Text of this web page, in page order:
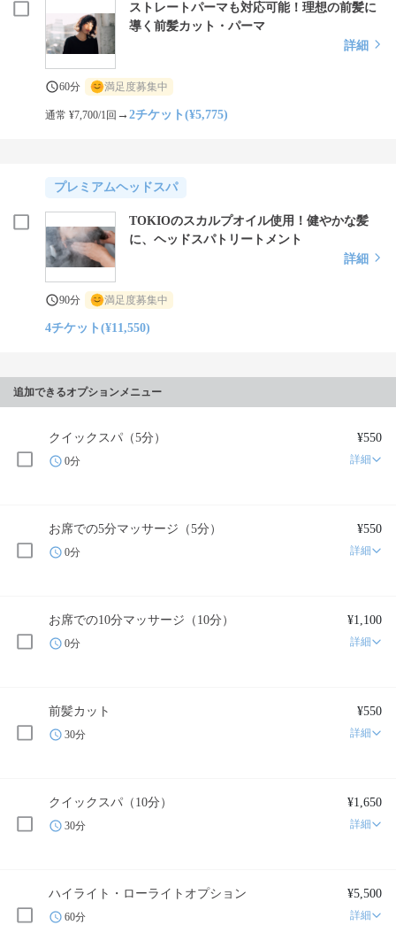
ストレートパーマも対応可能！理想の前髪に
導く前髪カット・パーマ
詳細
60分 満足度募集中
通常 ¥7,700/1回 →2チケット(¥5,775)
プレミアムヘッドスパ
TOKIOのスカルプオイル使用！健やかな髪
に、ヘッドスパトリートメント
詳細
90分 満足度募集中
4チケット(¥11,550)
追加できるオプションメニュー
クイックスパ（5分） ¥550
0分 詳細
お席での5分マッサージ（5分） ¥550
0分 詳細
お席での10分マッサージ（10分） ¥1,100
0分 詳細
前髪カット ¥550
30分 詳細
クイックスパ（10分） ¥1,650
30分 詳細
ハイライト・ローライトオプション ¥5,500
60分 詳細